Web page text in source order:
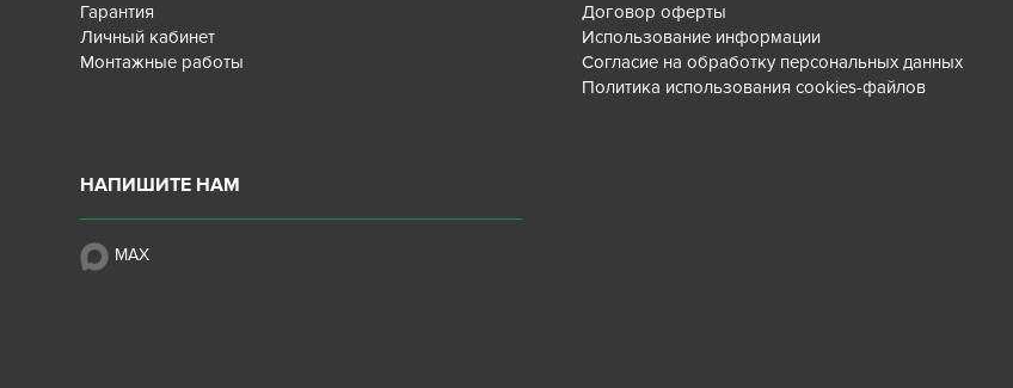
Гарантия
Личный кабинет
Монтажные работы
Договор оферты
Использование информации
Согласие на обработку персональных данных
Политика использования cookies-файлов
НАПИШИТЕ НАМ
MAX